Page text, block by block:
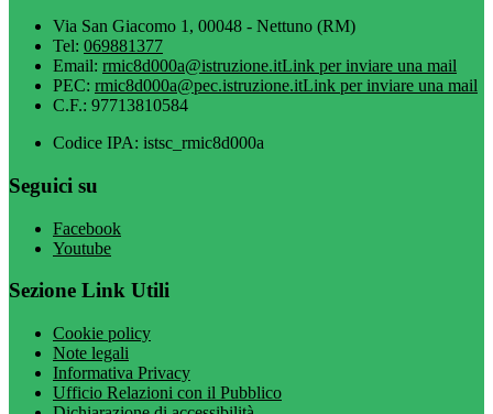
Via San Giacomo 1, 00048 - Nettuno (RM)
Tel: 069881377
Email: rmic8d000a@istruzione.itLink per inviare una mail
PEC: rmic8d000a@pec.istruzione.itLink per inviare una mail
C.F.: 97713810584
Codice IPA: istsc_rmic8d000a
Seguici su
Facebook
Youtube
Sezione Link Utili
Cookie policy
Note legali
Informativa Privacy
Ufficio Relazioni con il Pubblico